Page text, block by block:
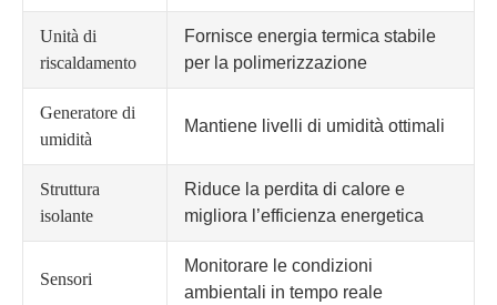
Unità di
riscaldamento
Fornisce energia termica stabile
per la polimerizzazione
Generatore di
umidità
Mantiene livelli di umidità ottimali
Struttura
isolante
Riduce la perdita di calore e
migliora l’efficienza energetica
Sensori
Monitorare le condizioni
ambientali in tempo reale